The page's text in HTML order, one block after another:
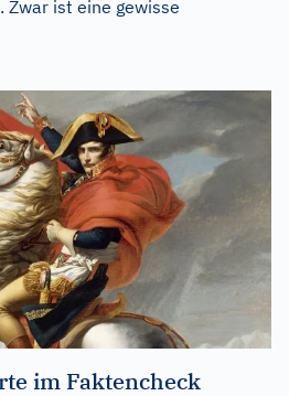
ist eine gewisse
im Faktencheck